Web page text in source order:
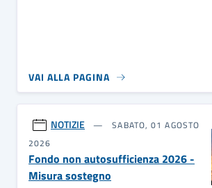
VAI ALLA PAGINA
NOTIZIE
SABATO, 01 AGOSTO
2026
Fondo non autosufficienza 2026 -
Misura sostegno